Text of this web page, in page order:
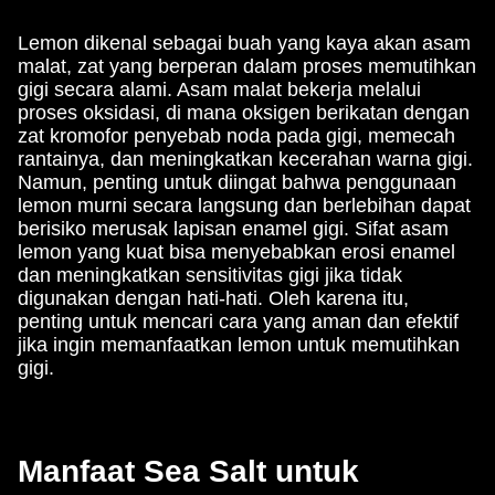
Lemon dikenal sebagai buah yang kaya akan asam
malat, zat yang berperan dalam proses memutihkan
gigi secara alami. Asam malat bekerja melalui
proses oksidasi, di mana oksigen berikatan dengan
zat kromofor penyebab noda pada gigi, memecah
rantainya, dan meningkatkan kecerahan warna gigi.
Namun, penting untuk diingat bahwa penggunaan
lemon murni secara langsung dan berlebihan dapat
berisiko merusak lapisan enamel gigi. Sifat asam
lemon yang kuat bisa menyebabkan erosi enamel
dan meningkatkan sensitivitas gigi jika tidak
digunakan dengan hati-hati. Oleh karena itu,
penting untuk mencari cara yang aman dan efektif
jika ingin memanfaatkan lemon untuk memutihkan
gigi.
Manfaat Sea Salt untuk